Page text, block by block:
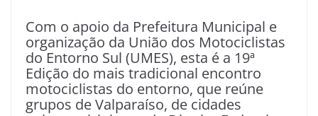
Com o apoio da Prefeitura Municipal e
organização da União dos Motociclistas
do Entorno Sul (UMES), esta é a 19ª
Edição do mais tradicional encontro
motociclistas do entorno, que reúne
grupos de Valparaíso, de cidades